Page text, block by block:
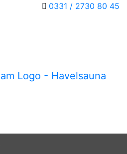
0331 / 2730 80 45